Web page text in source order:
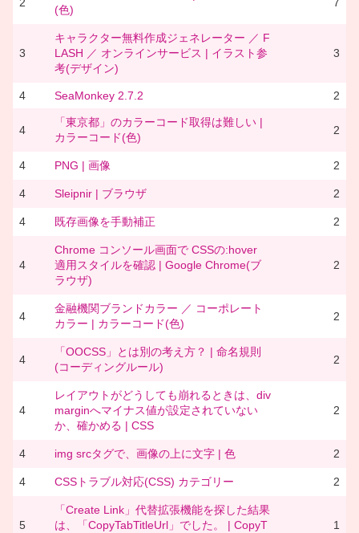
2
(色)
7
3
キャラクター無料作成ジェネレーター ／ F
LASH ／ オンラインサービス | イラスト参
考(デザイン)
3
4 SeaMonkey 2.7.2 2
4
「東京都」のカラーコード取得は難しい |
カラーコード(色)
2
4 PNG | 画像 2
4 Sleipnir | ブラウザ 2
4 既存画像を手動補正 2
4
Chrome コンソール画面で CSSの:hover
適用スタイルを確認 | Google Chrome(ブ
ラウザ)
2
4
金融機関ブランドカラー ／ コーポレート
カラー | カラーコード(色)
2
4
「OOCSS」とは別の考え方？ | 命名規則
(コーディングルール)
2
4
レイアウトがどうしても崩れるときは、div
marginへマイナス値が設定されていない
か、確かめる | CSS
2
4 img srcタグで、画像の上に文字 | 色 2
4 CSSトラブル対応(CSS) カテゴリー 2
5
「Create Link」代替拡張機能を探した結果
は、「CopyTabTitleUrl」でした。 | CopyT
1